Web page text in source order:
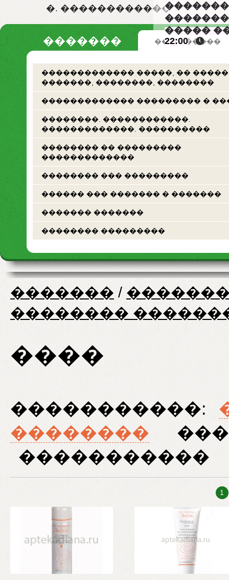
�. ������������
�����
22:00
������� �� �������
������������� �����, ��
�������, ��������, ��������
������������� ��������� �
��������. ������������.
�������������. ����������
�������� �� ���������
�������������
�������� ��� ���������
������ ��� ������� � �������
������� �������
�������� ���������
������� /
��������
����
�����������:
��������
�����������
1